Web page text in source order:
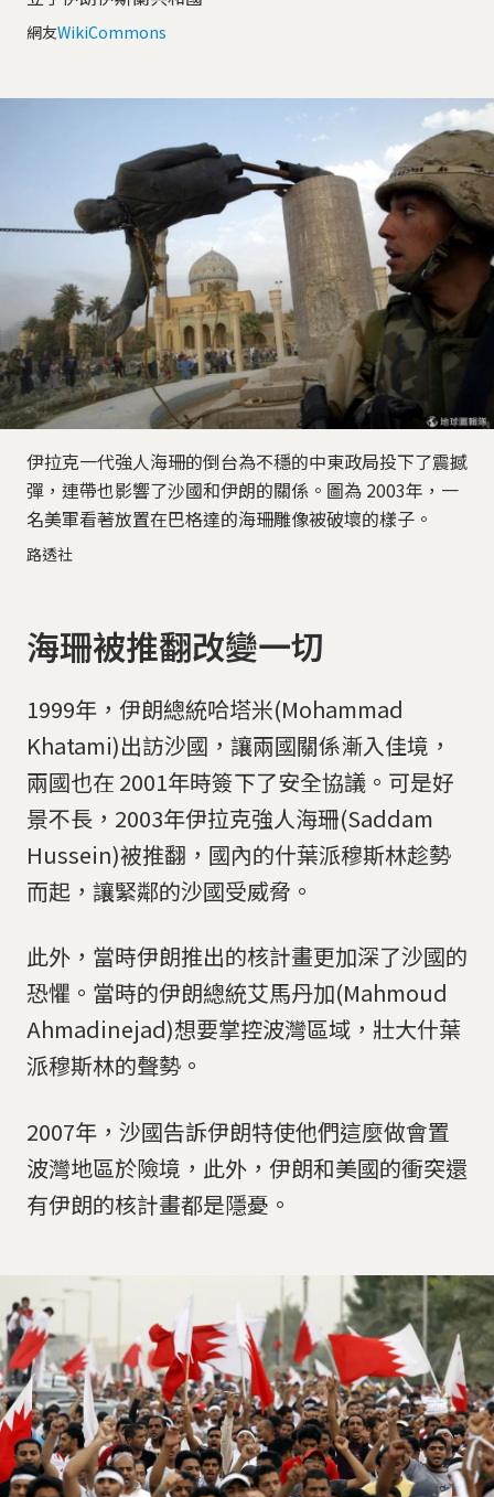
網友WikiCommons
伊拉克一代強人海珊的倒台為不穩的中東政局投下了震撼
彈，連帶也影響了沙國和伊朗的關係。圖為 2003年，一
名美軍看著放置在巴格達的海珊雕像被破壞的樣子。
路透社
海珊被推翻改變一切
1999年，伊朗總統哈塔米(Mohammad
Khatami)出訪沙國，讓兩國關係漸入佳境，
兩國也在 2001年時簽下了安全協議。可是好
景不長，2003年伊拉克強人海珊(Saddam
Hussein)被推翻，國內的什葉派穆斯林趁勢
而起，讓緊鄰的沙國受威脅。
此外，當時伊朗推出的核計畫更加深了沙國的
恐懼。當時的伊朗總統艾馬丹加(Mahmoud
Ahmadinejad)想要掌控波灣區域，壯大什葉
派穆斯林的聲勢。
2007年，沙國告訴伊朗特使他們這麼做會置
波灣地區於險境，此外，伊朗和美國的衝突還
有伊朗的核計畫都是隱憂。